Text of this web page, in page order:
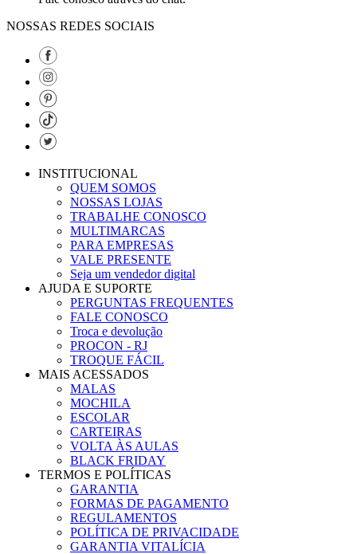
NOSSAS REDES SOCIAIS
INSTITUCIONAL
QUEM SOMOS
NOSSAS LOJAS
TRABALHE CONOSCO
MULTIMARCAS
PARA EMPRESAS
VALE PRESENTE
Seja um vendedor digital
AJUDA E SUPORTE
PERGUNTAS FREQUENTES
FALE CONOSCO
Troca e devolução
PROCON - RJ
TROQUE FÁCIL
MAIS ACESSADOS
MALAS
MOCHILA
ESCOLAR
CARTEIRAS
VOLTA ÀS AULAS
BLACK FRIDAY
TERMOS E POLÍTICAS
GARANTIA
FORMAS DE PAGAMENTO
REGULAMENTOS
POLÍTICA DE PRIVACIDADE
GARANTIA VITALÍCIA